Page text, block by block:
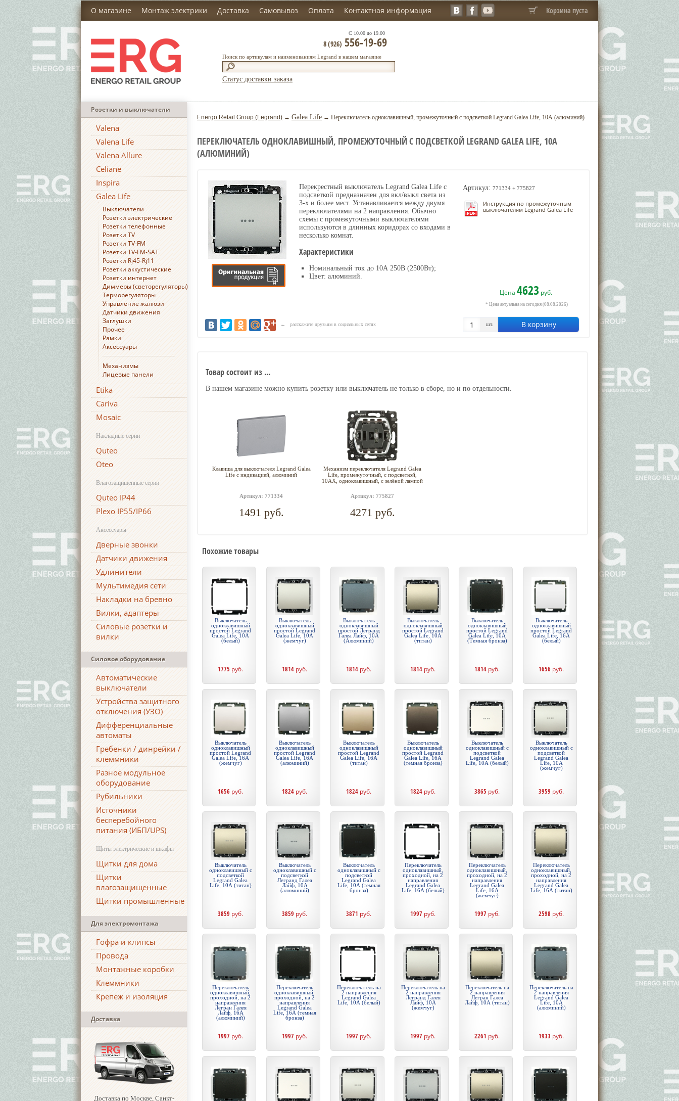
О магазине Монтаж электрики Доставка Самовывоз Оплата Контактная информация Корзина пуста
Поиск по артикулам и наименованиям Legrand в нашем магазине
С 10.00 до 19.00
8 (926) 556-19-69
Статус доставки заказа
Розетки и выключатели
Valena
Valena Life
Valena Allure
Celiane
Inspira
Galea Life
Выключатели
Розетки электрические
Розетки телефонные
Розетки TV
Розетки TV-FM
Розетки TV-FM-SAT
Розетки Rj45-Rj11
Розетки аккустические
Розетки интернет
Диммеры (светорегуляторы)
Терморегуляторы
Управление жалюзи
Датчики движения
Заглушки
Прочее
Рамки
Аксессуары
Механизмы
Лицевые панели
Etika
Cariva
Mosaic
Накладные серии
Quteo
Oteo
Влагозащищенные серии
Quteo IP44
Plexo IP55/IP66
Аксессуары
Дверные звонки
Датчики движения
Удлинители
Мультимедия сети
Накладки на бревно
Вилки, адаптеры
Силовые розетки и
вилки
Силовое оборудование
Автоматические
выключатели
Устройства защитного
отключения (УЗО)
Дифференциальные
автоматы
Гребенки / динрейки /
клеммники
Разное модульное
оборудование
Рубильники
Источники
бесперебойного
питания (ИБП/UPS)
Щиты электрические и шкафы
Щитки для дома
Щитки
влагозащищенные
Щитки промышленные
Для электромонтажа
Гофра и клипсы
Провода
Монтажные коробки
Клеммники
Крепеж и изоляция
Доставка
Доставка по Москве, Санкт-
Energo Retail Group (Legrand) → Galea Life → Переключатель одноклавишный, промежуточный с подсветкой Legrand Galea Life, 10А (алюминий)
ПЕРЕКЛЮЧАТЕЛЬ ОДНОКЛАВИШНЫЙ, ПРОМЕЖУТОЧНЫЙ С ПОДСВЕТКОЙ LEGRAND GALEA LIFE, 10А
(АЛЮМИНИЙ)
Артикул: 771334 + 775827
Инструкция по промежуточным
выключателям Legrand Galea Life
Цена 4623 руб.
* Цена актуальна на сегодня (08.08.2026)
шт. В корзину
Перекрестный выключатель Legrand Galea Life с
подсветкой предназначен для вкл/выкл света из
3-х и более мест. Устанавливается между двумя
переключателями на 2 направления. Обычно
схемы с промежуточными выключателями
используются в длинных коридорах со входами в
несколько комнат.
Характеристики
Номинальный ток до 10А 250В (2500Вт);
Цвет: алюминий.
← расскажите друзьям в социальных сетях
Товар состоит из ...
В нашем магазине можно купить розетку или выключатель не только в сборе, но и по отдельности.
Клавиша для выключателя Legrand Galea
Life с индикацией, алюминий
Артикул: 771334
1491 руб.
Механизм переключателя Legrand Galea
Life, промежуточный, с подсветкой,
10АХ, одноклавишный, с зелёной лампой
Артикул: 775827
4271 руб.
Похожие товары
Выключатель
одноклавишный
простой Legrand
Galea Life, 10А
(белый)
1775 руб.
Выключатель
одноклавишный
простой Legrand
Galea Life, 10А
(жемчуг)
1814 руб.
Выключатель
одноклавишный
простой Легранд
Галеа Лайф, 10А
(Алюминий)
1814 руб.
Выключатель
одноклавишный
простой Legrand
Galea Life, 10А
(титан)
1814 руб.
Выключатель
одноклавишный
простой Legrand
Galea Life, 10А
(Темная бронза)
1814 руб.
Выключатель
одноклавишный
простой Legrand
Galea Life, 16А
(белый)
1656 руб.
Выключатель
одноклавишный
простой Legrand
Galea Life, 16А
(жемчуг)
1656 руб.
Выключатель
одноклавишный
простой Legrand
Galea Life, 16А
(алюминий)
1824 руб.
Выключатель
одноклавишный
простой Legrand
Galea Life, 16А
(титан)
1824 руб.
Выключатель
одноклавишный
простой Legrand
Galea Life, 16А
(темная бронза)
1824 руб.
Выключатель
одноклавишный с
подсветкой
Legrand Galea
Life, 10А (белый)
3865 руб.
Выключатель
одноклавишный с
подсветкой
Legrand Galea
Life, 10А
(жемчуг)
3959 руб.
Выключатель
одноклавишный с
подсветкой
Legrand Galea
Life, 10А (титан)
3859 руб.
Выключатель
одноклавишный с
подсветкой
Легранд Галеа
Лайф, 10А
(алюминий)
3859 руб.
Выключатель
одноклавишный с
подсветкой
Legrand Galea
Life, 10А (темная
бронза)
3871 руб.
Переключатель
одноклавишный,
проходной, на 2
направления
Legrand Galea
Life, 16А (белый)
1997 руб.
Переключатель
одноклавишный,
проходной, на 2
направления
Legrand Galea
Life, 16А
(жемчуг)
1997 руб.
Переключатель
одноклавишный,
проходной, на 2
направления
Legrand Galea
Life, 16А (титан)
2598 руб.
Переключатель
одноклавишный,
проходной, на 2
направления
Легран Галея
Лайф, 16А
(алюминий)
1997 руб.
Переключатель
одноклавишный,
проходной, на 2
направления
Legrand Galea
Life, 16А (темная
бронза)
1997 руб.
Переключатель на
2 направления
Legrand Galea
Life, 10А (белый)
1997 руб.
Переключатель на
2 направления
Легранд Галея
Лайф, 10А
(жемчуг)
1997 руб.
Переключатель на
2 направления
Легран Галеа
Лайф, 10А (титан)
2261 руб.
Переключатель на
2 направления
Legrand Galea
Life, 10А
(алюминий)
1933 руб.